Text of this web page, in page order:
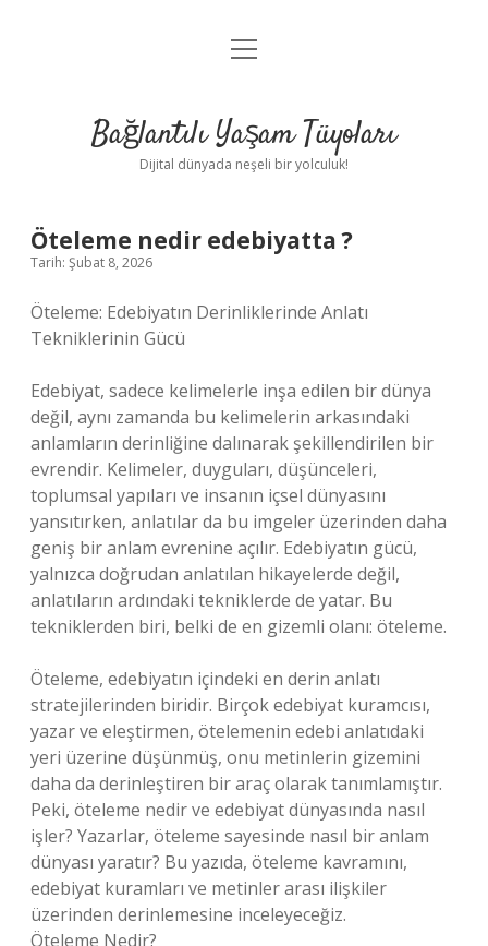
Anasayfa
Yasal Uyarı
menüyü
Bağlantılı Yaşam Tüyoları
Dijital dünyada neşeli bir yolculuk!
Öteleme nedir edebiyatta ?
Tarih: Şubat 8, 2026
Öteleme: Edebiyatın Derinliklerinde Anlatı
Tekniklerinin Gücü
Edebiyat, sadece kelimelerle inşa edilen bir dünya
değil, aynı zamanda bu kelimelerin arkasındaki
anlamların derinliğine dalınarak şekillendirilen bir
evrendir. Kelimeler, duyguları, düşünceleri,
toplumsal yapıları ve insanın içsel dünyasını
yansıtırken, anlatılar da bu imgeler üzerinden daha
geniş bir anlam evrenine açılır. Edebiyatın gücü,
yalnızca doğrudan anlatılan hikayelerde değil,
anlatıların ardındaki tekniklerde de yatar. Bu
tekniklerden biri, belki de en gizemli olanı: öteleme.
Öteleme, edebiyatın içindeki en derin anlatı
stratejilerinden biridir. Birçok edebiyat kuramcısı,
yazar ve eleştirmen, ötelemenin edebi anlatıdaki
yeri üzerine düşünmüş, onu metinlerin gizemini
daha da derinleştiren bir araç olarak tanımlamıştır.
Peki, öteleme nedir ve edebiyat dünyasında nasıl
işler? Yazarlar, öteleme sayesinde nasıl bir anlam
dünyası yaratır? Bu yazıda, öteleme kavramını,
edebiyat kuramları ve metinler arası ilişkiler
üzerinden derinlemesine inceleyeceğiz.
Öteleme Nedir?